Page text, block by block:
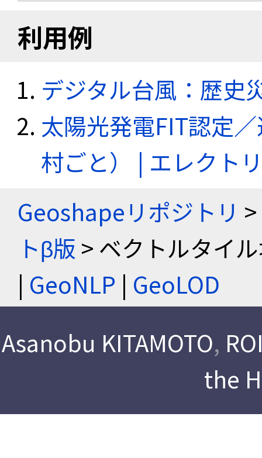
利用例
デジタル台風：歴史
太陽光発電FIT認定
村ごと） | エレクト
Geoshapeリポジトリ >
トβ版 > ベクトルタイ
| GeoNLP | GeoLOD
Asanobu KITAMOTO,
the